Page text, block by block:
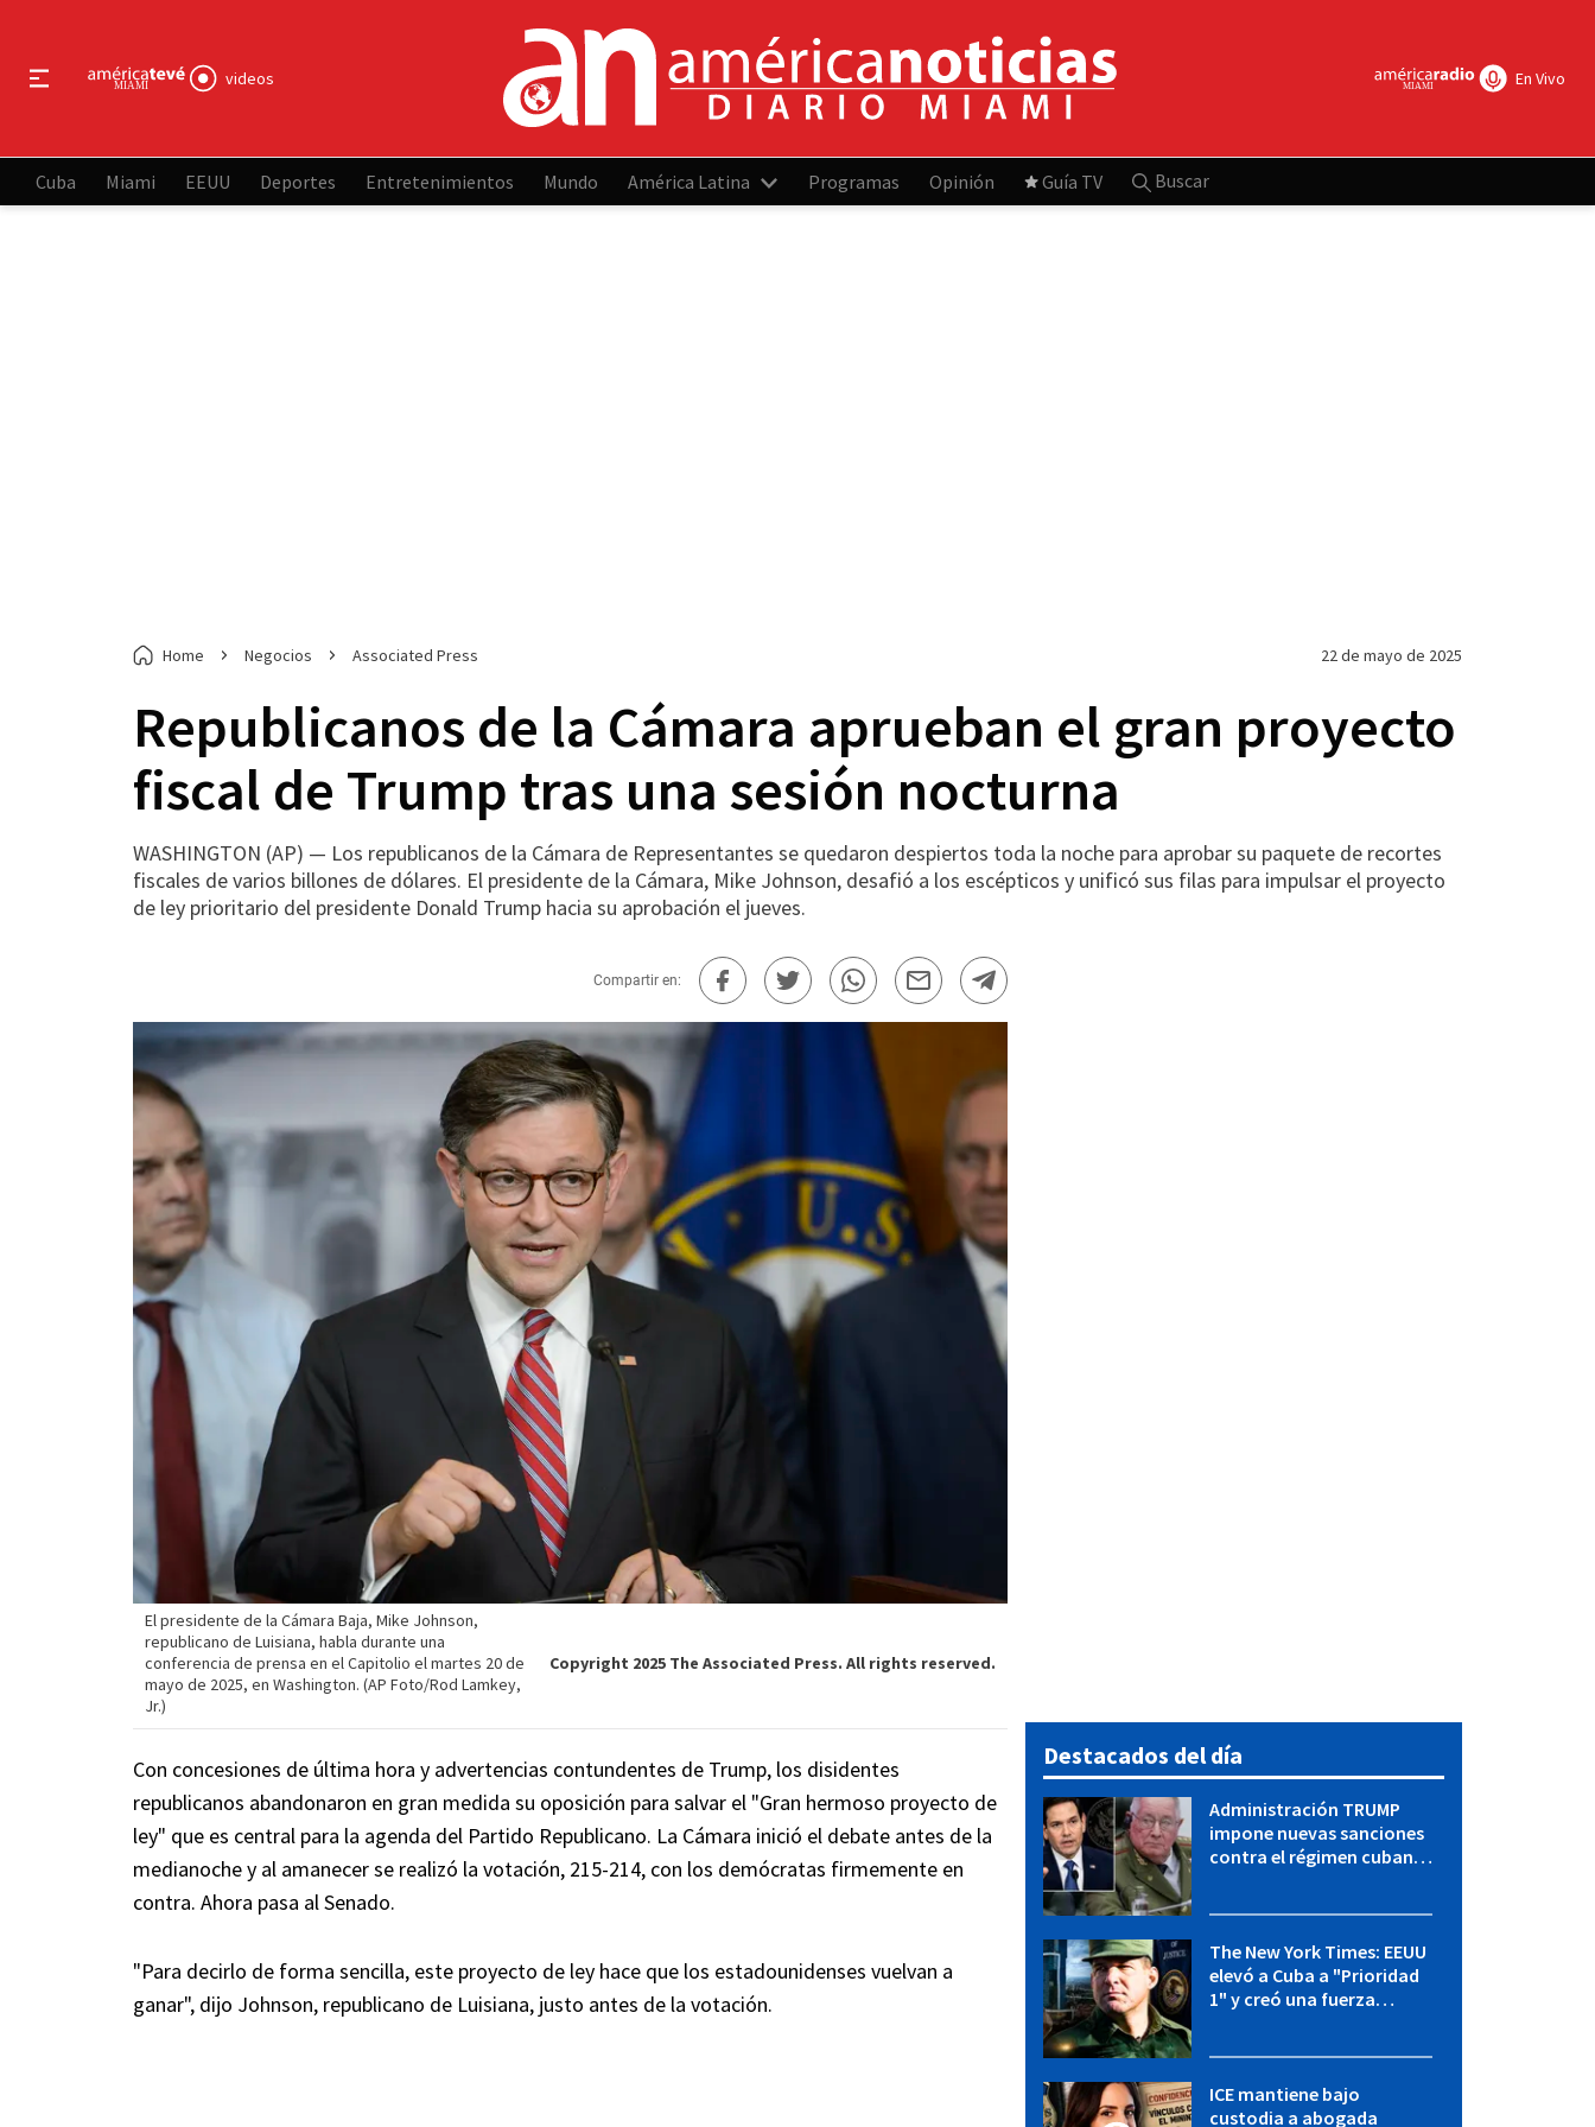
videos En Vivo
Cuba Miami EEUU Deportes Entretenimientos Mundo América Latina Programas Opinión Guía TV Buscar
Home Negocios Associated Press 22 de mayo de 2025
Republicanos de la Cámara aprueban el gran proyecto
fiscal de Trump tras una sesión nocturna
WASHINGTON (AP) — Los republicanos de la Cámara de Representantes se quedaron despiertos toda la noche para aprobar su paquete de recortes
fiscales de varios billones de dólares. El presidente de la Cámara, Mike Johnson, desafió a los escépticos y unificó sus filas para impulsar el proyecto
de ley prioritario del presidente Donald Trump hacia su aprobación el jueves.
Compartir en:
El presidente de la Cámara Baja, Mike Johnson,
republicano de Luisiana, habla durante una
conferencia de prensa en el Capitolio el martes 20 de
mayo de 2025, en Washington. (AP Foto/Rod Lamkey,
Jr.)
Copyright 2025 The Associated Press. All rights reserved.
Con concesiones de última hora y advertencias contundentes de Trump, los disidentes
republicanos abandonaron en gran medida su oposición para salvar el "Gran hermoso proyecto de
ley" que es central para la agenda del Partido Republicano. La Cámara inició el debate antes de la
medianoche y al amanecer se realizó la votación, 215-214, con los demócratas firmemente en
contra. Ahora pasa al Senado.
"Para decirlo de forma sencilla, este proyecto de ley hace que los estadounidenses vuelvan a
ganar", dijo Johnson, republicano de Luisiana, justo antes de la votación.
Destacados del día
Administración TRUMP
impone nuevas sanciones
contra el régimen cubano:
The New York Times: EEUU
elevó a Cuba a "Prioridad
1" y creó una fuerza
ICE mantiene bajo
custodia a abogada